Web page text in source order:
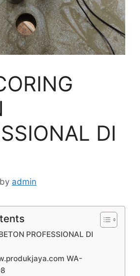
DI
by admin
PROFESSIONAL DI
WA-